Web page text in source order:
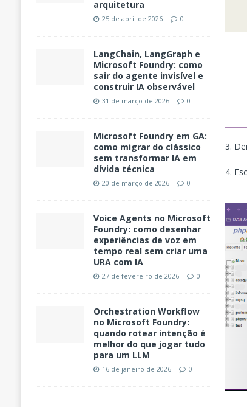
3.
4.
arquitetura
25 de abril de 2026 0
LangChain, LangGraph e
Microsoft Foundry: como
sair do agente invisível e
construir IA observável
31 de março de 2026 0
Microsoft Foundry em GA:
como migrar do clássico
sem transformar IA em
dívida técnica
20 de março de 2026 0
Voice Agents no Microsoft
Foundry: como desenhar
experiências de voz em
tempo real sem criar uma
URA com IA
27 de fevereiro de 2026 0
Orchestration Workflow
no Microsoft Foundry:
quando rotear intenção é
melhor do que jogar tudo
para um LLM
16 de janeiro de 2026 0